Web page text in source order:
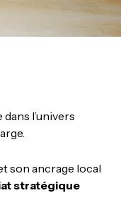
l’univers
son ancrage local
stratégique